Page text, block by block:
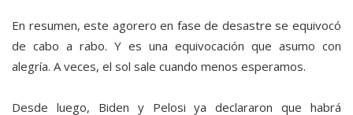
En resumen, este agorero en fase de desastre se equivocó
de cabo a rabo. Y es una equivocación que asumo con
alegría. A veces, el sol sale cuando menos esperamos.
Desde luego, Biden y Pelosi ya declararon que habrá